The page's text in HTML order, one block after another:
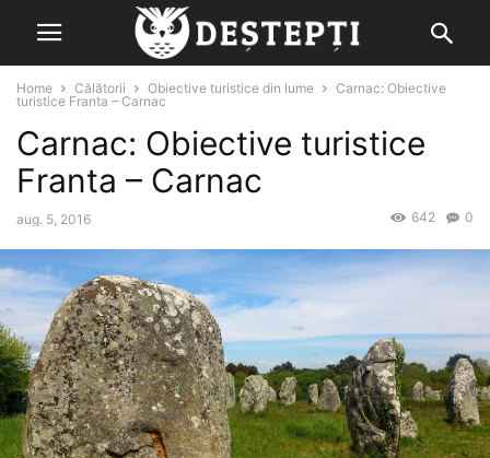
Home Călătorii Obiective turistice din lume
Carnac: Obiective
turistice Franta – Carnac
Carnac: Obiective turistice
Franta – Carnac
aug. 5, 2016 0
642